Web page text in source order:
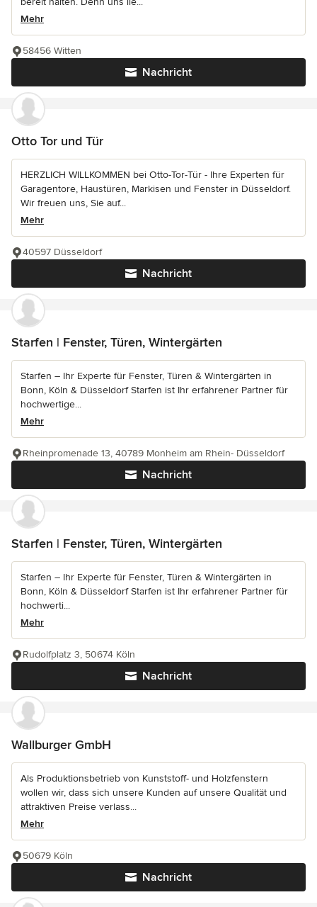
Mehr
Nachricht
58456 Witten
Otto Tor und Tür
HERZLICH WILLKOMMEN bei Otto-Tor-Tür - Ihre Experten für
Garagentore, Haustüren, Markisen und Fenster in Düsseldorf.
Wir freuen uns, Sie auf...
Mehr
Nachricht
40597 Düsseldorf
Starfen | Fenster, Türen, Wintergärten
Starfen – Ihr Experte für Fenster, Türen & Wintergärten in
Bonn, Köln & Düsseldorf Starfen ist Ihr erfahrener Partner für
hochwertige...
Mehr
Nachricht
Rheinpromenade 13, 40789 Monheim am Rhein- Düsseldorf
Starfen | Fenster, Türen, Wintergärten
Starfen – Ihr Experte für Fenster, Türen & Wintergärten in
Bonn, Köln & Düsseldorf Starfen ist Ihr erfahrener Partner für
hochwerti...
Mehr
Nachricht
Rudolfplatz 3, 50674 Köln
Wallburger GmbH
Als Produktionsbetrieb von Kunststoff- und Holzfenstern
wollen wir, dass sich unsere Kunden auf unsere Qualität und
attraktiven Preise verlass...
Mehr
Nachricht
50679 Köln